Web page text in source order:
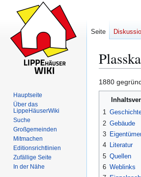
Zur
Navigation
springen
Zur
Suche
springen
1880
1
2 Gebäude
3
4 Literatur
5 Quellen
6 Weblinks
Seite
Hauptseite
Über das
LippeHäuserWiki
Suche
Großgemeinden
Mitmachen
Editionsrichtlinien
Zufällige Seite
In der Nähe